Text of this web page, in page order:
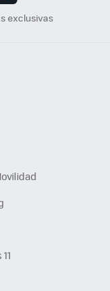
exclusivas